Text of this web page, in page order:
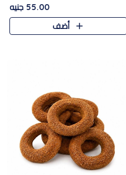
55.00 جنيه
أضف